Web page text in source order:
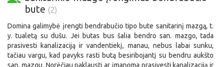
bute (2)
Domina galimybė įrengti bendrabučio tipo bute sanitarinį mazgą, t.
y. tualetą su dušu. Jei butas bus šalia bendro san. mazgo, tada
prasivesti kanalizaciją ir vandentiekį, manau, nebus labai sunku,
tačiau vargu, kad pavyks rasti butą besiribojantį su bendru aukšto
san. mazgu. Norėčiau paklausti ar įmanoma prasivesti kanalizaciją ir